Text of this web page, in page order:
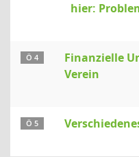
hier:
Ö 4
Finanzielle
Verein
Ö 5